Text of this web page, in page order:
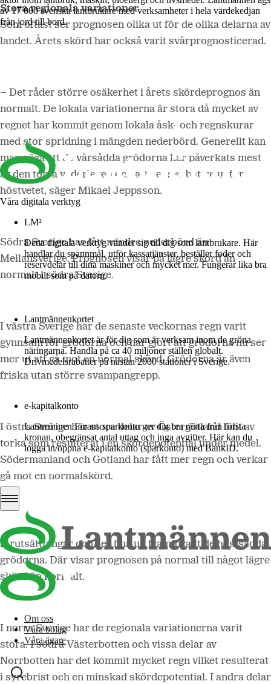
av 17 000 svenska lantbrukare med verksamheter i hela värdekedjan
från jord till bord.
Våra digitala verktyg
LM²
Detta digitala verktyg vänder sig till dig som lantbrukare. Här
handlar du spannmål, utför kassatjänster, beställer foder och
reservdelar till dina maskiner och mycket mer. Fungerar lika bra
mobilt som på datorn.
Lantmännenkortet
Lantmännenkortet är för dig som är verksam inom de gröna
näringarna. Handla på ca 40 miljoner ställen globalt.
Drivmedelsrabatter på nästan 2000 stationer i Sverige.
e-kapitalkonto
Lantmännen Finans sparkonto ger dig bra ränta från första
kronan, obegränsat antal uttag och inga avgifter. Här kan du
logga in/öppna e-kapitalkonto (sparkonto) med BankID.
Logga in e-kapitalkonto
Om oss
Våra bolag
Våra ägare
Stora regionala variationer
Som oftast ser prognosen olika ut för de olika delarna av
landet. Årets skörd har också varit svårprognosticerad.
– Det råder större osäkerhet i årets skördeprognos än
normalt. De lokala variationerna är stora då mycket av
regnet har kommit genom lokala åsk- och regnskurar
med stor spridning i mängden nederbörd. Generellt kan
man säga att de vårsådda grödorna har påverkats mest
av den torra väderleken och att det ser bättre ut för
höstvetet, säger Mikael Jeppsson.
Södra Sverigehar fått mindre nederbörd än
Mellansverige. Prognosen visar på lägre skörd än
normalt i södra Sverige.
I västra Sverige har de senaste veckornas regn varit
gynnsam för grödorna och har gjort att grödorna nu ser
mer ut att gå mot en normal skörd. Grödorna är även
friska utan större svampangrepp.
I östra Sverigehar stora delar av Östergötland lidit av
torka som resulterat i en skördepotential under medel.
Södermanland och Gotland har fått mer regn och verkar
gå mot en normalskörd.
Grödorna i Mellansverige
har haft lite bättre
förutsättningar och ser fina ut, framförallt de höstsådda
grödorna. Där visar prognosen på normal till något lägre
skörd än normalt.
I norra Sverige har de regionala variationerna varit
stora. I södra Västerbotten och vissa delar av
Norrbotten har det kommit mycket regn vilket resulterat
i syrebrist och en minskad skördepotential. I andra delar